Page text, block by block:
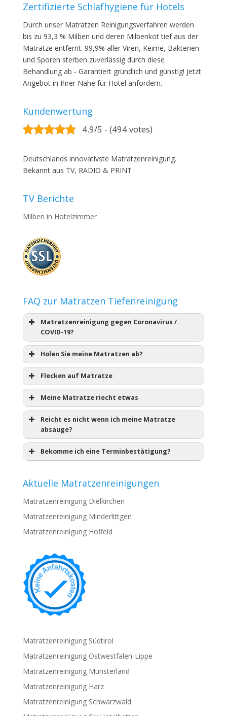
Zertifizierte Schlafhygiene für Hotels
Durch unser Matratzen Reinigungsverfahren werden
bis zu 93,3 % Milben und deren Milbenkot tief aus der
Matratze entfernt. 99,9% aller Viren, Keime, Bakterien
und Sporen sterben zuverlässig durch diese
Behandlung ab - Garantiert gründlich und günstig! Jetzt
Angebot in Ihrer Nähe für Hotel anfordern.
Kundenwertung
4.9/5 - (494 votes)
Deutschlands innovativste Matratzenreinigung.
Bekannt aus TV, RADIO & PRINT
TV Berichte
Milben in Hotelzimmer
FAQ zur Matratzen Tiefenreinigung
Matratzenreinigung gegen Coronavirus /
COVID-19?
Holen Sie meine Matratzen ab?
Flecken auf Matratze
Meine Matratze riecht etwas
Reicht es nicht wenn ich meine Matratze
absauge?
Bekomme ich eine Terminbestätigung?
Aktuelle Matratzenreinigungen
Matratzenreinigung Dielkirchen
Matratzenreinigung Minderlittgen
Matratzenreinigung Hoffeld
Matratzenreinigung Südtirol
Matratzenreinigung Ostwestfalen-Lippe
Matratzenreinigung Münsterland
Matratzenreinigung Harz
Matratzenreinigung Schwarzwald